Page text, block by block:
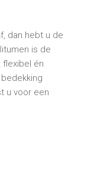
dan hebt u de
is de
flexibel én
u voor een